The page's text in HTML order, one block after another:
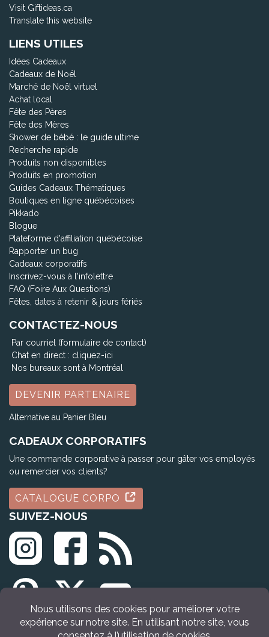
Visit Giftideas.ca
Translate this website
LIENS UTILES
Idées Cadeaux
Cadeaux de Noël
Marché de Noël virtuel
Achat local
Fête des Pères
Fête des Mères
Shower de bébé : le guide ultime
Recherche rapide
Produits non disponibles
Produits en promotion
Guides Cadeaux Thématiques
Boutiques en ligne québécoises
Pikkado
Blogue
Plateforme d'affiliation québécoise
Rapporter un bug
Cadeaux corporatifs
Inscrivez-vous à l'infolettre
FAQ (Foire Aux Questions)
Fêtes, dates à retenir & jours fériés
CONTACTEZ-NOUS
Par courriel (formulaire de contact)
Chat en direct : cliquez-ici
Nos bureaux sont à Montréal
DEVENIR PARTENAIRE
Alternative au Panier Bleu
CADEAUX CORPORATIFS
Une commande corporative à passer pour gâter vos employés
ou remercier vos clients?
CATALOGUE CORPO
SUIVEZ-NOUS